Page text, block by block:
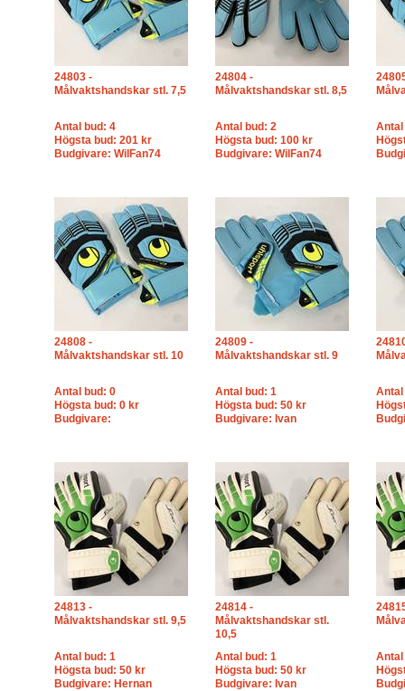
24803 -
Målvaktshandskar stl. 7,5
Antal bud: 4
Högsta bud: 201 kr
Budgivare: WilFan74
24804 -
Målvaktshandskar stl. 8,5
Antal bud: 2
Högsta bud: 100 kr
Budgivare: WilFan74
Antal
24808 -
Målvaktshandskar stl. 10
Antal bud: 0
Högsta bud: 0 kr
Budgivare:
24809 -
Målvaktshandskar stl. 9
Antal bud: 1
Högsta bud: 50 kr
Budgivare: Ivan
Antal
24813 -
Målvaktshandskar stl. 9,5
Antal bud: 1
Högsta bud: 50 kr
Budgivare: Hernan
24814 -
Målvaktshandskar stl.
10,5
Antal bud: 1
Högsta bud: 50 kr
Budgivare: Ivan
Antal